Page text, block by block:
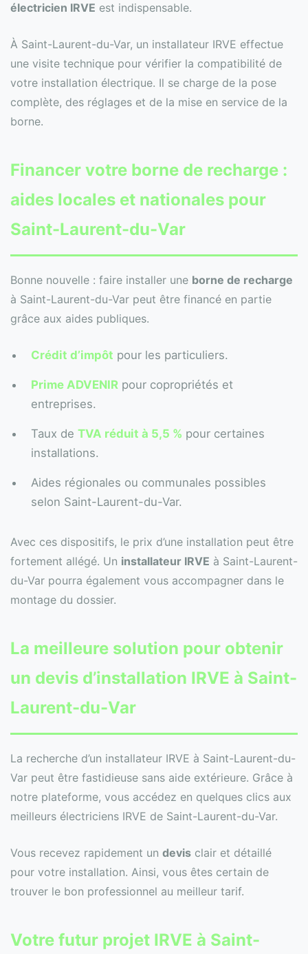
électricien IRVE est indispensable.
À Saint-Laurent-du-Var, un installateur IRVE effectue
une visite technique pour vérifier la compatibilité de
votre installation électrique. Il se charge de la pose
complète, des réglages et de la mise en service de la
borne.
Financer votre borne de recharge :
aides locales et nationales pour
Saint-Laurent-du-Var
Bonne nouvelle : faire installer une borne de recharge
à Saint-Laurent-du-Var peut être financé en partie
grâce aux aides publiques.
Crédit d’impôt pour les particuliers.
Prime ADVENIR pour copropriétés et
entreprises.
Taux de TVA réduit à 5,5 % pour certaines
installations.
Aides régionales ou communales possibles
selon Saint-Laurent-du-Var.
Avec ces dispositifs, le prix d’une installation peut être
fortement allégé. Un installateur IRVE à Saint-Laurent-
du-Var pourra également vous accompagner dans le
montage du dossier.
La meilleure solution pour obtenir
un devis d’installation IRVE à Saint-
Laurent-du-Var
La recherche d’un installateur IRVE à Saint-Laurent-du-
Var peut être fastidieuse sans aide extérieure. Grâce à
notre plateforme, vous accédez en quelques clics aux
meilleurs électriciens IRVE de Saint-Laurent-du-Var.
Vous recevez rapidement un devis clair et détaillé
pour votre installation. Ainsi, vous êtes certain de
trouver le bon professionnel au meilleur tarif.
Votre futur projet IRVE à Saint-